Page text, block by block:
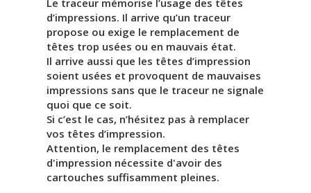
Le traceur mémorise l’usage des têtes
d’impressions. Il arrive qu’un traceur
propose ou exige le remplacement de
têtes trop usées ou en mauvais état.
Il arrive aussi que les têtes d’impression
soient usées et provoquent de mauvaises
impressions sans que le traceur ne signale
quoi que ce soit.
Si c’est le cas, n’hésitez pas à remplacer
vos têtes d’impression.
Attention, le remplacement des têtes
d'impression nécessite d'avoir des
cartouches suffisamment pleines.